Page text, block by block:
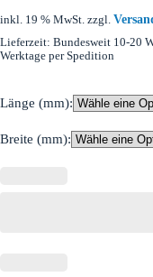
inkl. 19 % MwSt. zzgl.
Lieferzeit: Bundesweit 10-20
Werktage per Spedition
Länge (mm):
Breite (mm):